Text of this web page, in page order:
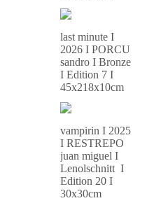
last minute I
2026 I PORCU
sandro I Bronze
I Edition 7 I
45x218x10cm
vampirin I 2025
I RESTREPO
juan miguel I
Lenolschnitt I
Edition 20 I
30x30cm